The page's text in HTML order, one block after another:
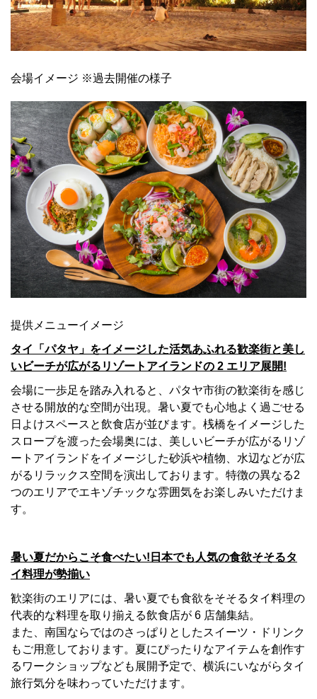
会場イメージ ※過去開催の様子
提供メニューイメージ
タイ「パタヤ」をイメージした活気あふれる歓楽街と美し
いビーチが広がるリゾートアイランドの 2 エリア展開!
会場に一歩足を踏み入れると、パタヤ市街の歓楽街を感じ
させる開放的な空間が出現。暑い夏でも心地よく過ごせる
日よけスペースと飲食店が並びます。桟橋をイメージした
スロープを渡った会場奥には、美しいビーチが広がるリゾ
ートアイランドをイメージした砂浜や植物、水辺などが広
がるリラックス空間を演出しております。特徴の異なる2
つのエリアでエキゾチックな雰囲気をお楽しみいただけま
す。
暑い夏だからこそ食べたい!日本でも人気の食欲そそるタ
イ料理が勢揃い
歓楽街のエリアには、暑い夏でも食欲をそそるタイ料理の
代表的な料理を取り揃える飲食店が 6 店舗集結。
また、南国ならではのさっぱりとしたスイーツ・ドリンク
もご用意しております。夏にぴったりなアイテムを創作す
るワークショップなども展開予定で、横浜にいながらタイ
旅行気分を味わっていただけます。